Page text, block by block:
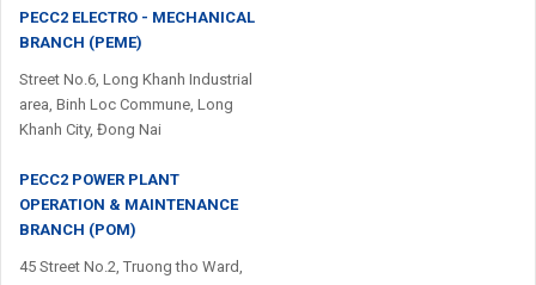
PECC2 ELECTRO - MECHANICAL
BRANCH (PEME)
Street No.6, Long Khanh Industrial
area, Binh Loc Commune, Long
Khanh City, Đong Nai
PECC2 POWER PLANT
OPERATION & MAINTENANCE
BRANCH (POM)
45 Street No.2, Truong tho Ward,